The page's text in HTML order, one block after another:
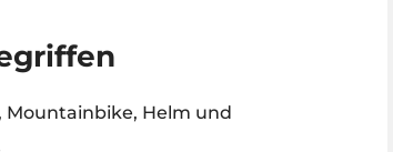
Mountainbike, Helm und